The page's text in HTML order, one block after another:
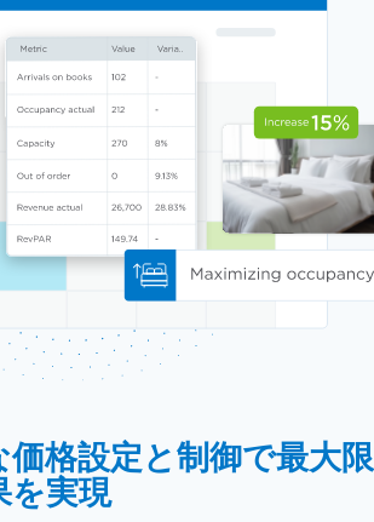
価格設定と制御で最大限
を実現